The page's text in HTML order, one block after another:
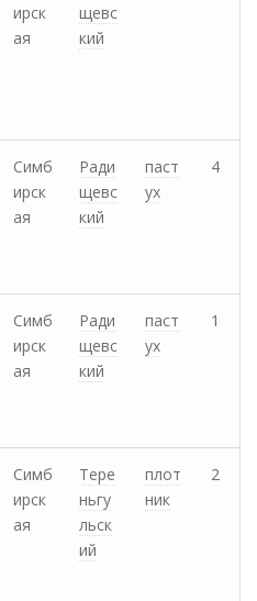
ирск
ая
щевс
кий
Симб
ирск
ая
Ради
щевс
кий
паст
ух
4
Симб
ирск
ая
Ради
щевс
кий
паст
ух
1
Симб
ирск
ая
Тере
ньгу
льск
ий
плот
ник
2